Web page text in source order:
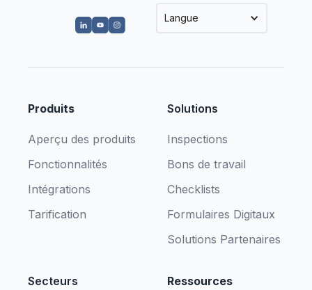
Langue
Produits
Aperçu des produits
Fonctionnalités
Intégrations
Tarification
Solutions
Inspections
Bons de travail
Checklists
Formulaires Digitaux
Solutions Partenaires
Secteurs Ressources